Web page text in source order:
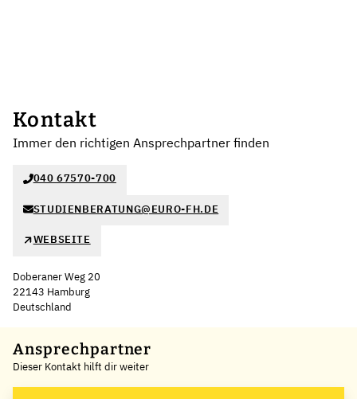
Kontakt
Immer den richtigen Ansprechpartner finden
040 67570-700
STUDIENBERATUNG@EURO-FH.DE
WEBSEITE
Doberaner Weg 20
22143 Hamburg
Deutschland
+
−
Ansprechpartner
Dieser Kontakt hilft dir weiter